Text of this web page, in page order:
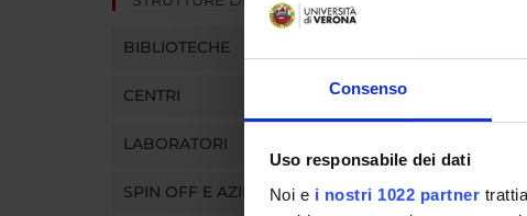
Consenso
Uso responsabile dei dati
Noi e i nostri 1022 partner
BIBLIOTECHE
CENTRI
LABORATORI
SPIN OFF E AZIENDE
Clicca
CORSO